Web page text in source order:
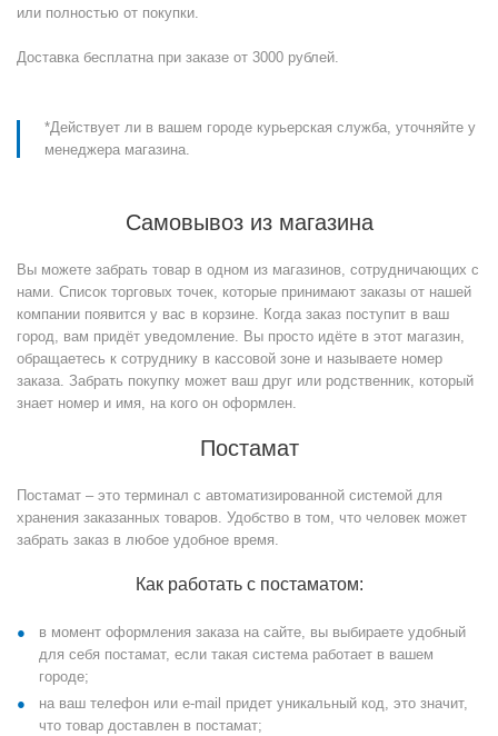
или полностью от покупки.
Доставка бесплатна при заказе от 3000 рублей.
*Действует ли в вашем городе курьерская служба, уточняйте у
менеджера магазина.
Самовывоз из магазина
Вы можете забрать товар в одном из магазинов, сотрудничающих с
нами. Список торговых точек, которые принимают заказы от нашей
компании появится у вас в корзине. Когда заказ поступит в ваш
город, вам придёт уведомление. Вы просто идёте в этот магазин,
обращаетесь к сотруднику в кассовой зоне и называете номер
заказа. Забрать покупку может ваш друг или родственник, который
знает номер и имя, на кого он оформлен.
Постамат
Постамат – это терминал с автоматизированной системой для
хранения заказанных товаров. Удобство в том, что человек может
забрать заказ в любое удобное время.
Как работать с постаматом:
в момент оформления заказа на сайте, вы выбираете удобный
для себя постамат, если такая система работает в вашем
городе;
на ваш телефон или e-mail придет уникальный код, это значит,
что товар доставлен в постамат;